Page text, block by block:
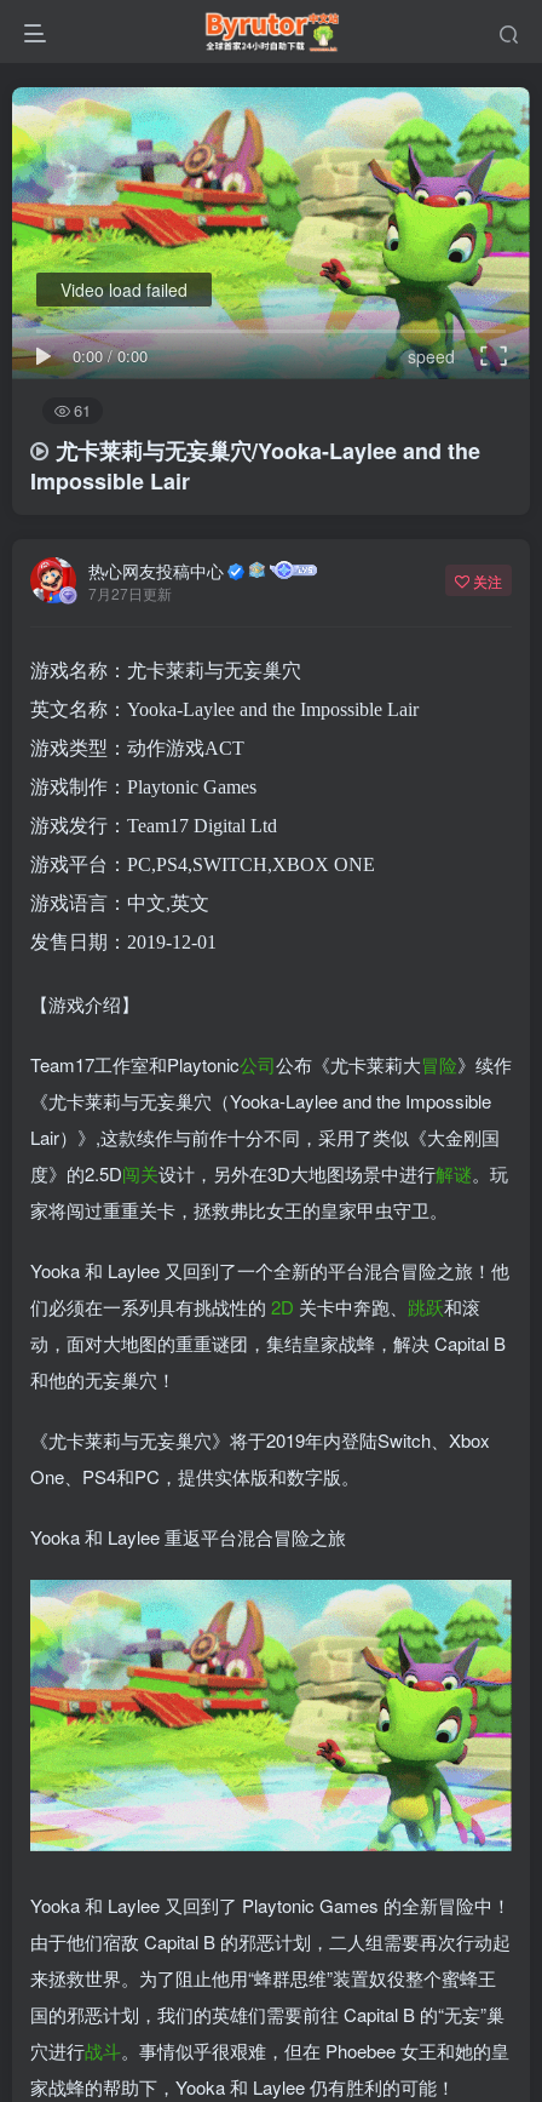
0:00/0:00 speed
Video load failed
61
尤卡莱莉与无妄巢穴/Yooka-Laylee and the
Impossible Lair
热心网友投稿中心
7月27日更新
关注
游戏名称：尤卡莱莉与无妄巢穴
英文名称：Yooka-Laylee and the Impossible Lair
游戏类型：动作游戏ACT
游戏制作：Playtonic Games
游戏发行：Team17 Digital Ltd
游戏平台：PC,PS4,SWITCH,XBOX ONE
游戏语言：中文,英文
发售日期：2019-12-01
【游戏介绍】
Team17工作室和Playtonic公司公布《尤卡莱莉大冒险》续作
《尤卡莱莉与无妄巢穴（Yooka-Laylee and the Impossible
Lair）》,这款续作与前作十分不同，采用了类似《大金刚国
度》的2.5D闯关设计，另外在3D大地图场景中进行解谜。玩
家将闯过重重关卡，拯救弗比女王的皇家甲虫守卫。
Yooka 和 Laylee 又回到了一个全新的平台混合冒险之旅！他
们必须在一系列具有挑战性的 2D 关卡中奔跑、 跳跃和滚
动，面对大地图的重重谜团，集结皇家战蜂，解决 Capital B
和他的无妄巢穴！
《尤卡莱莉与无妄巢穴》将于2019年内登陆Switch、Xbox
One、PS4和PC，提供实体版和数字版。
Yooka 和 Laylee 重返平台混合冒险之旅
Yooka 和 Laylee 又回到了 Playtonic Games 的全新冒险中！
由于他们宿敌 Capital B 的邪恶计划，二人组需要再次行动起
来拯救世界。为了阻止他用“蜂群思维”装置奴役整个蜜蜂王
国的邪恶计划，我们的英雄们需要前往 Capital B 的“无妄”巢
穴进行战斗。事情似乎很艰难，但在 Phoebee 女王和她的皇
家战蜂的帮助下，Yooka 和 Laylee 仍有胜利的可能！